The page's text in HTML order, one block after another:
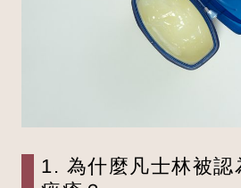
1. 為什麼凡士林被認